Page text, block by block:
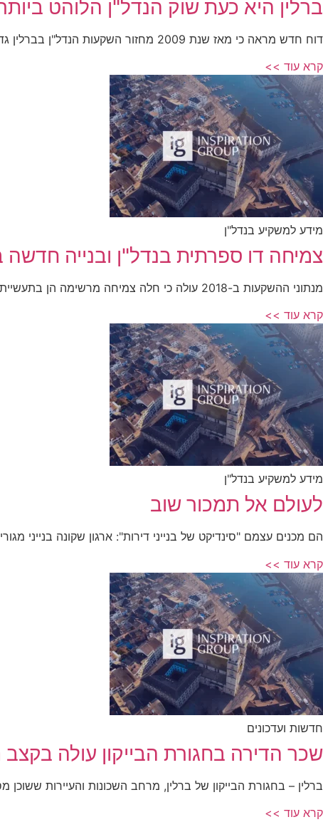
ברלין היא כעת שוק הנדל"ן הלוהט
דוח חדש מראה כי מאז שנת 2009 מחזור השקעות הנדל"ן בברלין גדל
קרא עוד >>
מידע למשקיע בנדל"ן
צמיחה דו ספרתית בנדל"ן ובנייה חדשה
מנתוני ההשקעות ב-2018 עולה כי חלה צמיחה מרשימה הן בתעשיית הבנייה והן
קרא עוד >>
מידע למשקיע בנדל"ן
לעולם אל תמכור שוב
הם מכנים עצמם "סינדיקט של בנייני דירות": ארגון שקונה בנייני
קרא עוד >>
חדשות ועדכונים
שכר הדירה בחגורת הבייקון עולה
ברלין – בחגורת הבייקון של ברלין, מרחב השכונות והעיירות ששוכן
קרא עוד >>